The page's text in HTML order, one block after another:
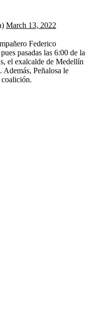
March 13, 2022
Federico
pasadas las 6:00 de la
el exalcalde de Medellín
Peñalosa le
coalición.